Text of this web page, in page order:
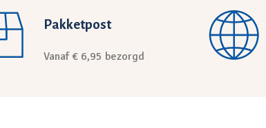
Pakketpost
Vanaf € 6,95 bezorgd